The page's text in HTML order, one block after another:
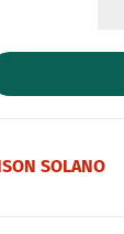
SOLANO